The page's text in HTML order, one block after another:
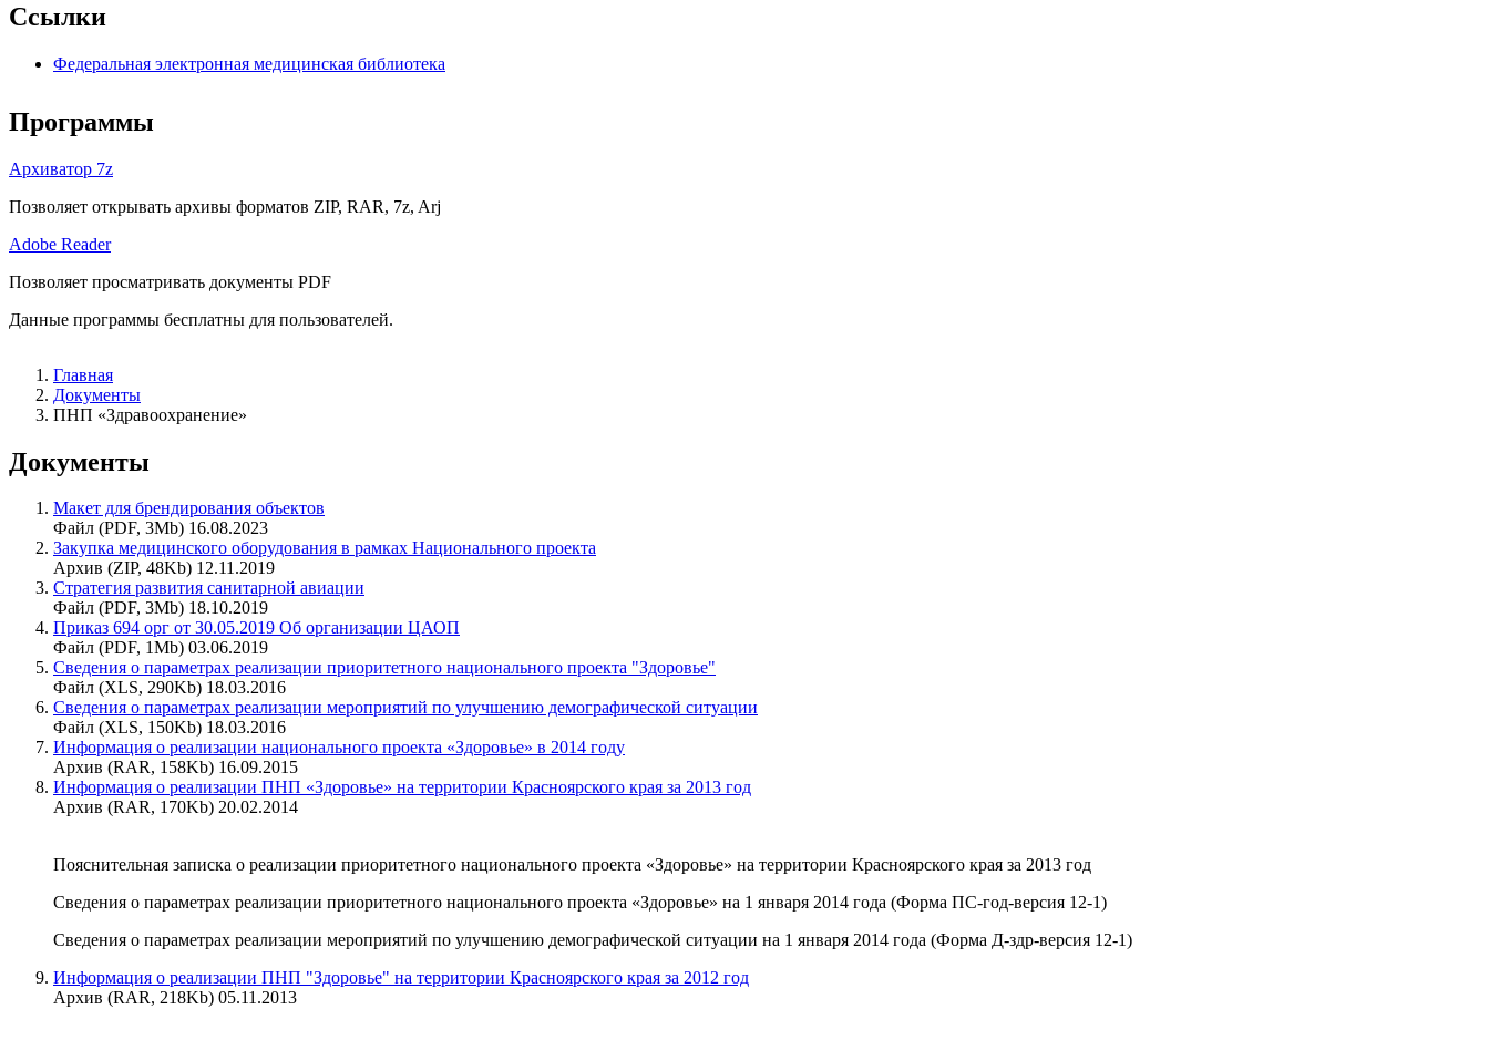
Ссылки
Федеральная электронная медицинская библиотека
Программы
Архиватор 7z
Позволяет открывать архивы форматов ZIP, RAR, 7z, Arj
Adobe Reader
Позволяет просматривать документы PDF
Данные программы бесплатны для пользователей.
Главная
Документы
ПНП «Здравоохранение»
Документы
Макет для брендирования объектов
Файл (PDF, 3Mb) 16.08.2023
Закупка медицинского оборудования в рамках Национального проекта
Архив (ZIP, 48Kb) 12.11.2019
Стратегия развития санитарной авиации
Файл (PDF, 3Mb) 18.10.2019
Приказ 694 орг от 30.05.2019 Об организации ЦАОП
Файл (PDF, 1Mb) 03.06.2019
Сведения о параметрах реализации приоритетного национального проекта "Здоровье"
Файл (XLS, 290Kb) 18.03.2016
Сведения о параметрах реализации мероприятий по улучшению демографической ситуации
Файл (XLS, 150Kb) 18.03.2016
Информация о реализации национального проекта «Здоровье» в 2014 году
Архив (RAR, 158Kb) 16.09.2015
Информация о реализации ПНП «Здоровье» на территории Красноярского края за 2013 год
Архив (RAR, 170Kb) 20.02.2014
Пояснительная записка о реализации приоритетного национального проекта «Здоровье» на территории Красноярского края за 2013 год
Сведения о параметрах реализации приоритетного национального проекта «Здоровье» на 1 января 2014 года (Форма ПС-год-версия 12-1)
Сведения о параметрах реализации мероприятий по улучшению демографической ситуации на 1 января 2014 года (Форма Д-здр-версия 12-1)
Информация о реализации ПНП "Здоровье" на территории Красноярского края за 2012 год
Архив (RAR, 218Kb) 05.11.2013